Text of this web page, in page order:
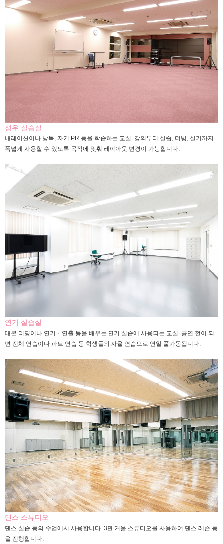
성우 실습실
내레이션이나 낭독, 자기 PR 등을 학습하는 교실. 강의부터 실습, 더빙, 실기까지
폭넓게 사용할 수 있도록 목적에 맞춰 레이아웃 변경이 가능합니다.
연기 실습실
대본 리딩이나 연기・연출 등을 배우는 연기 실습에 사용되는 교실. 공연 전이 되
면 전체 연습이나 파트 연습 등 학생들의 자율 연습으로 연일 풀가동됩니다.
댄스 스튜디오
댄스 실습 등의 수업에서 사용합니다. 3면 거울 스튜디오를 사용하여 댄스 레슨 등
을 진행합니다.